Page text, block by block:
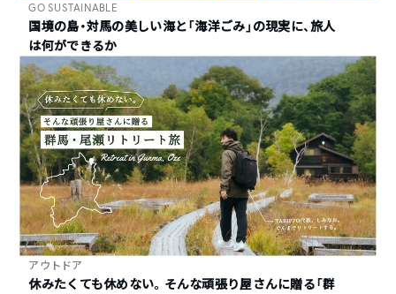
GO SUSTAINABLE
国境の島・対馬の美しい海と「海洋ごみ」の現実に、旅人
は何ができるか
アウトドア
休みたくても休めない。そんな頑張り屋さんに贈る「群